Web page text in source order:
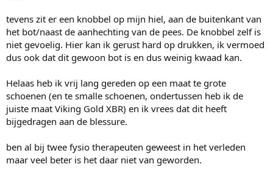
tevens zit er een knobbel op mijn hiel, aan de buitenkant van
het bot/naast de aanhechting van de pees. De knobbel zelf is
niet gevoelig. Hier kan ik gerust hard op drukken, ik vermoed
dus ook dat dit gewoon bot is en dus weinig kwaad kan.
Helaas heb ik vrij lang gereden op een maat te grote
schoenen (en te smalle schoenen, ondertussen heb ik de
juiste maat Viking Gold XBR) en ik vrees dat dit heeft
bijgedragen aan de blessure.
ben al bij twee fysio therapeuten geweest in het verleden
maar veel beter is het daar niet van geworden.